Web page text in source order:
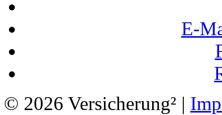
E-
© 2026 Versicherung² |